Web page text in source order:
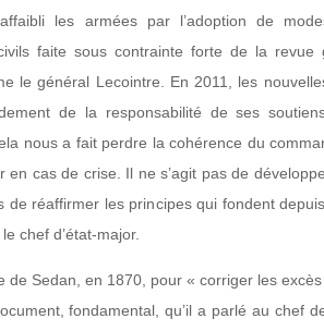
les armées par l’adoption de
faite sous contrainte forte de la revue
le général Lecointre. En 2011, les
de la responsabilité de ses
nous a fait perdre la cohérence du
en cas de crise. Il ne s’agit pas de
de réaffirmer les principes qui fondent
chef d’état-major.
de Sedan, en 1870, pour « corriger les
fondamental, qu’il a parlé au chef